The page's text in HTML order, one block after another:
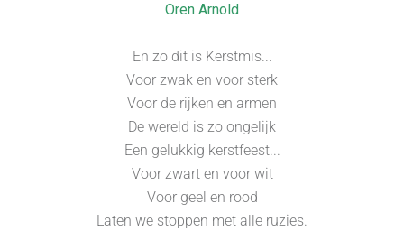
Oren Arnold
En zo dit is Kerstmis...
Voor zwak en voor sterk
Voor de rijken en armen
De wereld is zo ongelijk
Een gelukkig kerstfeest...
Voor zwart en voor wit
Voor geel en rood
Laten we stoppen met alle ruzies.